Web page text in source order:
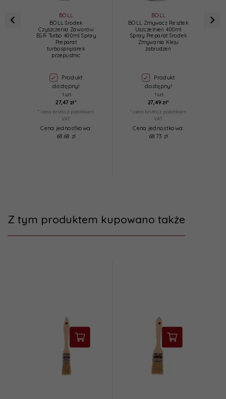
BOLL
BOLL Środek
Czyszczenia Zaworów
EGR Turbo 400ml Spray
Preparat
turbosprężarek
przepustnic
Produkt
dostępny!
1 szt.
27,47 zł*
* cena brutto z podatkiem
VAT
Cena jednostkowa:
68.68 zł
BOLL
BOLL Zmywacz Resztek
Uszczelnień 400ml
Spray Preparat Środek
Zmywania Kleju
zabrudzeń
Produkt
dostępny!
1 szt.
27, 49 zł*
* cena brutto z podatkiem
VAT
Cena jednostkowa:
68.73 zł
Z tym produktem kupowano także